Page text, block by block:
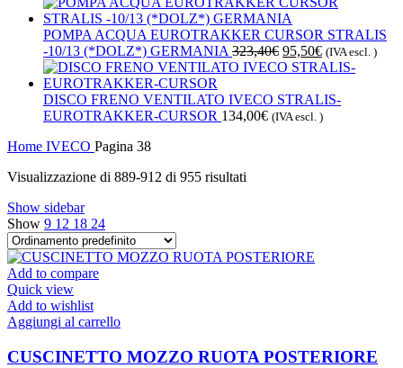
POMPA ACQUA EUROTRAKKER CURSOR STRALIS
-10/13 (*DOLZ*) GERMANIA 323,40€ Il
prezzo
era:
323,40€.
95,50€Il
prezzo
è:
95,50€.
(IVA escl. )
DISCO FRENO VENTILATO IVECO STRALIS-
EUROTRAKKER-CURSOR 134,00€ (IVA escl. )
Home IVECO Pagina 38
Visualizzazione di 889-912 di 955 risultati
Show sidebar
Show 9 12 18 24
Add to compare
Quick view
Add to wishlist
Aggiungi al carrello
CUSCINETTO MOZZO RUOTA POSTERIORE